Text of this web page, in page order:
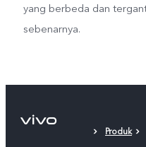
yang berbeda dan
sebenarnya.
Produk